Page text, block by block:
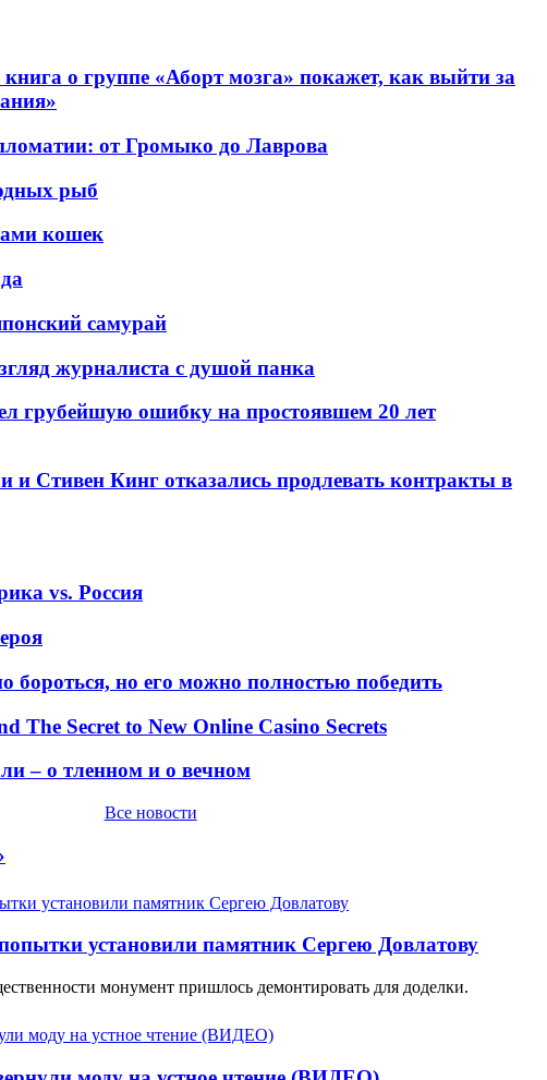
о группе «Аборт мозга» покажет, как выйти за
от Громыко до Лаврова
рыб
кошек
самурай
журналиста с душой панка
грубейшую ошибку на простоявшем 20 лет
и Стивен Кинг отказались продлевать контракты в
vs. Россия
бороться, но его можно полностью победить
The Secret to New Online Casino Secrets
– о тленном и о вечном
Все новости
установили памятник Сергею Довлатову
монумент пришлось демонтировать для доделки.